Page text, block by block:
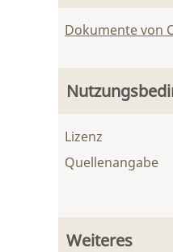
Dokumente von
Lizenz
Quellenangabe
Weiteres